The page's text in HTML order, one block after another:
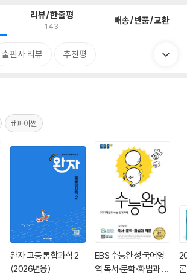
리뷰/한줄평
143 배송/반품/교환
출판사 리뷰 추천평
#파이썬
완자 고등 통합과학 2
(2026년용)
EBS 수능완성 국어영
역 독서·문학·화법과 작